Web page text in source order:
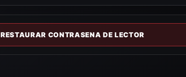
RESTAURAR CONTRASENA DE LECTOR